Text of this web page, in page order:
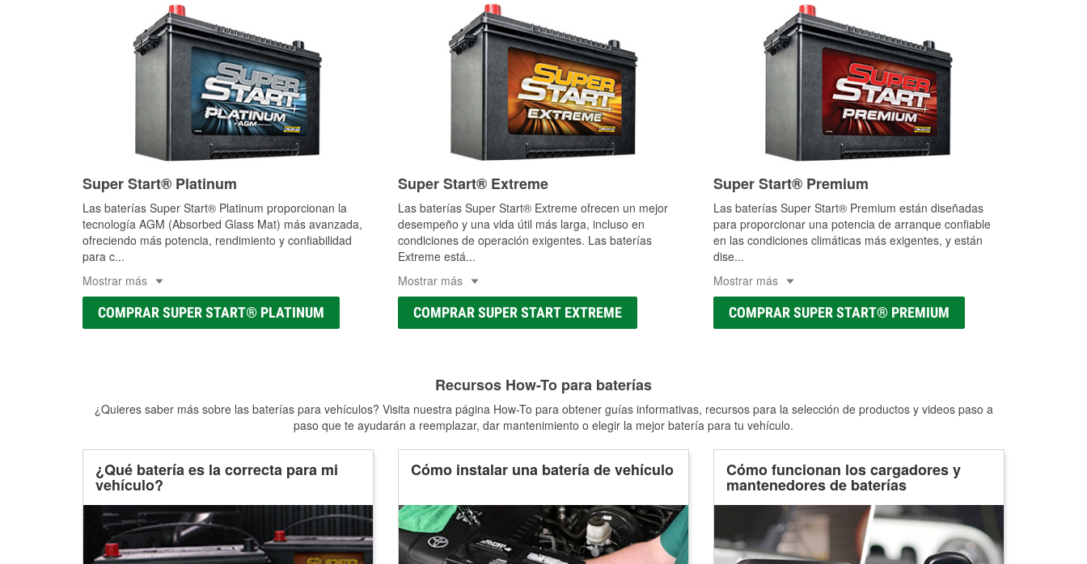
Super Start® Platinum
Las baterías Super Start® Platinum proporcionan la
tecnología AGM (Absorbed Glass Mat) más avanzada,
ofreciendo más potencia, rendimiento y confiabilidad
para c...
Mostrar más
COMPRAR SUPER START® PLATINUM
Super Start® Extreme
Las baterías Super Start® Extreme ofrecen un mejor
desempeño y una vida útil más larga, incluso en
condiciones de operación exigentes. Las baterías
Extreme está...
Mostrar más
COMPRAR SUPER START EXTREME
Super Start® Premium
Las baterías Super Start® Premium están diseñadas
para proporcionar una potencia de arranque confiable
en las condiciones climáticas más exigentes, y están
dise...
Mostrar más
COMPRAR SUPER START® PREMIUM
Recursos How-To para baterías
¿Quieres saber más sobre las baterías para vehículos? Visita nuestra página How-To para obtener guías informativas, recursos para la selección de productos y videos paso a
paso que te ayudarán a reemplazar, dar mantenimiento o elegir la mejor batería para tu vehículo.
¿Qué batería es la correcta para mi
vehículo?
Cómo instalar una batería de vehículo Cómo funcionan los cargadores y
mantenedores de baterías